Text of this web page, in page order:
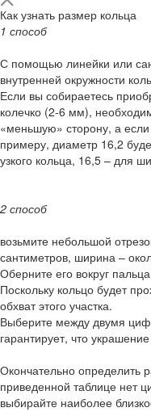
Как узнать размер кольца
1 способ
С помощью линейки или
внутренней окружности
Если вы собираетесь
колечко (2-6 мм),
«меньшую» сторону, а
примеру, диаметр 16,2
узкого кольца, 16,5 – для
2 способ
возьмите небольшой
сантиметров, ширина –
Оберните его вокруг
Поскольку кольцо будет
обхват этого участка.
Выберите между двумя
гарантирует, что
Окончательно определить
приведенной таблице нет
выбирайте наиболее